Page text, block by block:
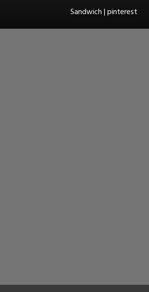
Sandwich | pinterest